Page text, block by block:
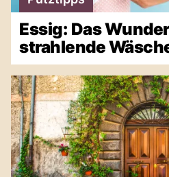
Essig: Das
strahlende